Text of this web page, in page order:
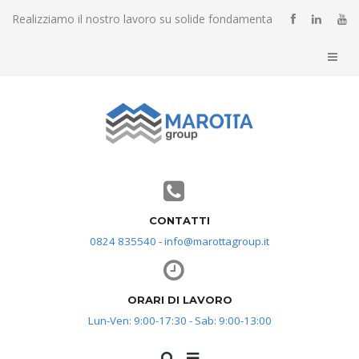
Realizziamo il nostro lavoro su solide fondamenta
CONTATTI
0824 835540 - info@marottagroup.it
ORARI DI LAVORO
Lun-Ven: 9:00-17:30 - Sab: 9:00-13:00